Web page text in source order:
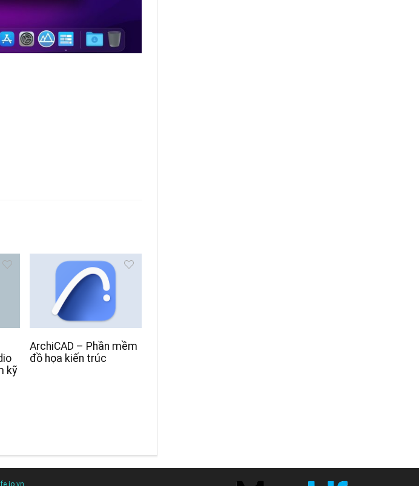
kỹ
ArchiCAD – Phần mềm
đồ họa kiến trúc